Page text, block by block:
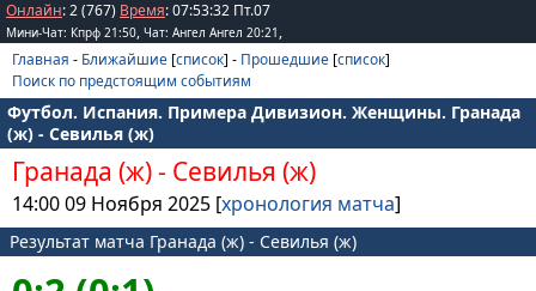
Онлайн: 2 (767) Время:07:53:32 Пт.07
Мини-Чат: Кпрф 21:50, Чат: Ангел Ангел 20:21 ,
Главная - Ближайшие [список] - Прошедшие [список]
Поиск по предстоящим событиям
Футбол. Испания. Примера Дивизион. Женщины. Гранада
(ж) - Севилья (ж)
Гранада (ж)- Севилья (ж)
14:00 09 Ноября 2025 [хронология матча]
Результат матча Гранада (ж) - Севилья (ж)